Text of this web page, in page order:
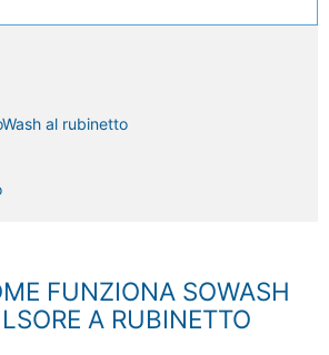
al rubinetto
FUNZIONA SOWASH
A RUBINETTO